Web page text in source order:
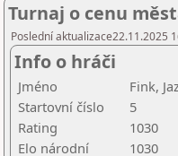
Turnaj o cenu
Poslední aktualizace22.11.2025
Info o hráči
Jméno
Fink,
Startovní číslo
5
Rating
1030
Elo národní
1030